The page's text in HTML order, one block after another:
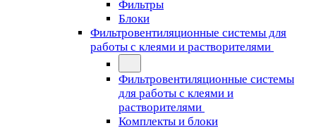
Фильтры
Блоки
Фильтровентиляционные системы для
работы с клеями и растворителями
Фильтровентиляционные системы
для работы с клеями и
растворителями
Комплекты и блоки